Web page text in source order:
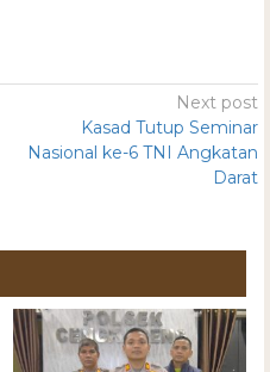
Next post
Kasad Tutup Seminar
Nasional ke-6 TNI Angkatan
Darat